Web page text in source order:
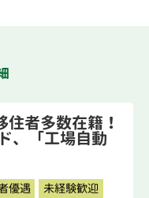
者多数在籍！
、「工場自動
う！！
優遇
未経験歓迎